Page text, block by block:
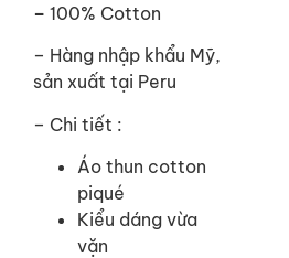
– 100% Cotton
– Hàng nhập khẩu Mỹ,
sản xuất tại Peru
– Chi tiết :
Áo thun cotton
piqué
Kiểu dáng vừa
vặn